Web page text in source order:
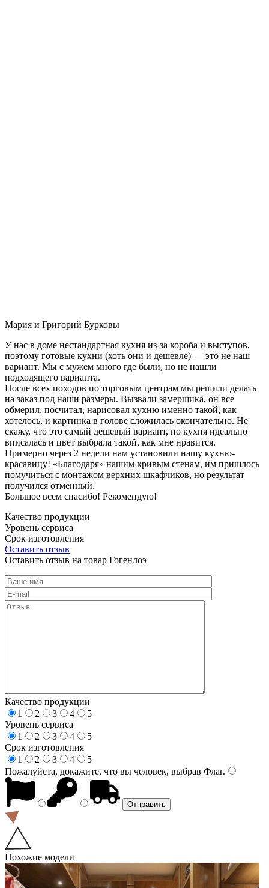
Мария и Григорий Бурковы
У нас в доме нестандартная кухня из-за короба и выступов,
поэтому готовые кухни (хоть они и дешевле) — это не наш
вариант. Мы с мужем много где были, но не нашли
подходящего варианта.
После всех походов по торговым центрам мы решили делать
на заказ под наши размеры. Вызвали замерщика, он все
обмерил, посчитал, нарисовал кухню именно такой, как
хотелось, и картинка в голове сложилась окончательно. Не
скажу, что это самый дешевый вариант, но кухня идеально
вписалась и цвет выбрала такой, как мне нравится.
Примерно через 2 недели нам установили нашу кухню-
красавицу! «Благодаря» нашим кривым стенам, им пришлось
помучиться с монтажом верхних шкафчиков, но результат
получился отменный.
Большое всем спасибо! Рекомендую!
Качество продукции
Уровень сервиса
Срок изготовления
Оставить отзыв
Оставить отзыв на товар Гогенлоэ
Качество продукции
1
2 3 4
5
Уровень сервиса
1
2 3 4
5
Срок изготовления
1
2 3 4
5
Пожалуйста, докажите, что вы человек, выбрав Флаг.
Похожие модели